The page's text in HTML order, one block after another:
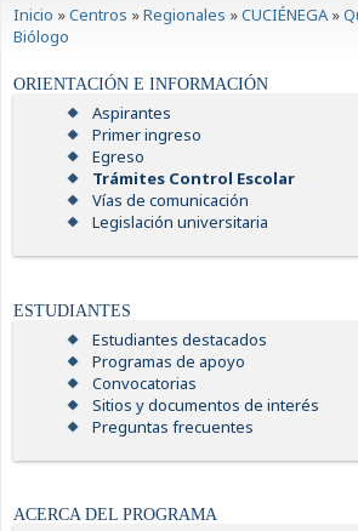
Inicio »Centros »Regionales »CUCIÉNEGA »
Biólogo
ORIENTACIÓN E INFORMACIÓN
Aspirantes
Primer ingreso
Egreso
Trámites Control Escolar
Vías de comunicación
Legislación universitaria
ESTUDIANTES
Estudiantes destacados
Programas de apoyo
Convocatorias
Sitios y documentos de interés
Preguntas frecuentes
ACERCA DEL PROGRAMA